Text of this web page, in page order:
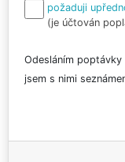
požaduji
(je účtován
Odesláním poptávky
jsem s nimi